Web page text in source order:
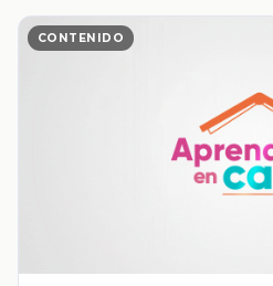
CONTENIDO